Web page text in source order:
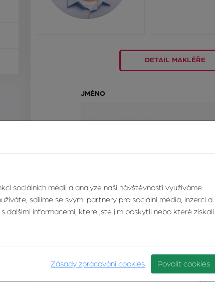
DETAIL MAKLÉŘE
JMÉNO
sociálních médií a analýze naší návštěvnosti využíváme
sdílíme se svými partnery pro sociální média, inzerci a
dalšími informacemi, které jste jim poskytli nebo které získali
Zásady zpracování cookies Povolit cookies